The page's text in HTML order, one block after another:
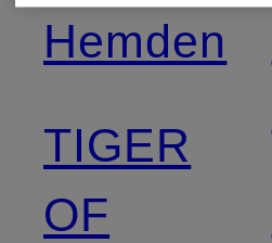
Hemden
TIGER
OF